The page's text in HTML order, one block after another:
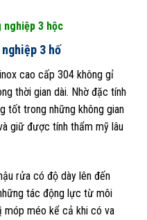
nghiệp 3 hộc
3 hố
cao cấp 304 không gỉ
thời gian dài. Nhờ đặc tính
tốt trong những không gian
giữ được tính thẩm mỹ lâu
rửa có độ dày lên đến
tác động lực từ môi
méo kể cả khi có va